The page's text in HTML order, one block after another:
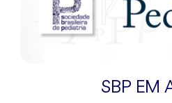
SBP EM